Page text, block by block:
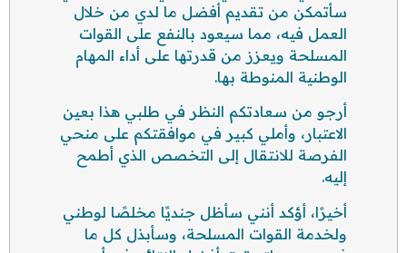
سأتمكن من تقديم أفضل ما لدي من خلال
العمل فيه، مما سيعود بالنفع على القوات
المسلحة ويعزز من قدرتها على أداء المهام
الوطنية المنوطة بها.
أرجو من سعادتكم النظر في طلبي هذا بعين
الاعتبار، وأملي كبير في موافقتكم على منحي
الفرصة للانتقال إلى التخصص الذي أطمح
إليه.
أخيرًا، أؤكد أنني سأظل جنديًا مخلصًا لوطني
ولخدمة القوات المسلحة، وسأبذل كل ما